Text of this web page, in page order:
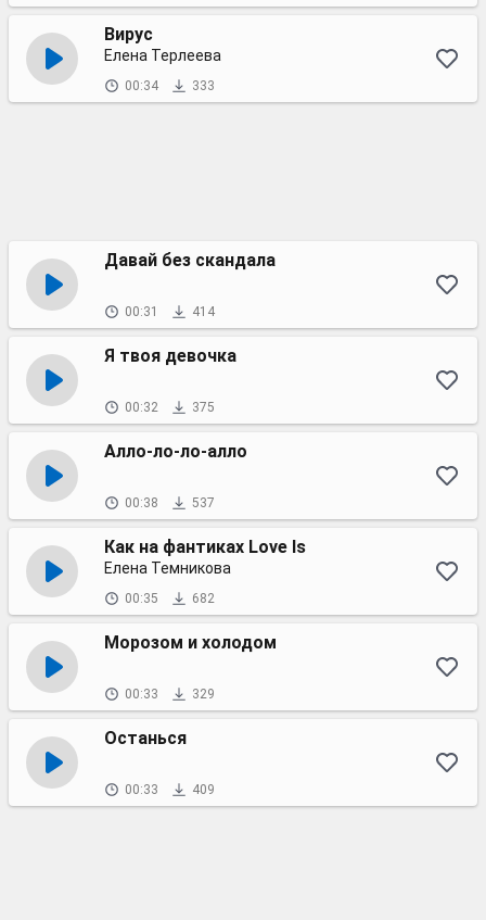
Вирус
Елена Терлеева
00:34 333
Давай без скандала
00:31 414
Я твоя девочка
00:32 375
Алло-ло-ло-алло
00:38 537
Как на фантиках Love Is
Елена Темникова
00:35 682
Морозом и холодом
00:33 329
Останься
00:33 409